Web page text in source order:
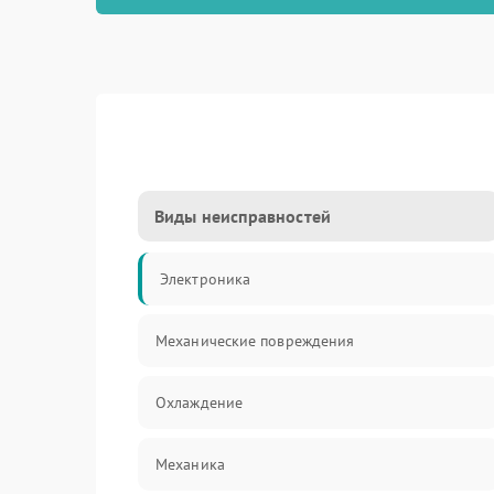
Виды неисправностей
Электроника
Механические повреждения
Охлаждение
Механика